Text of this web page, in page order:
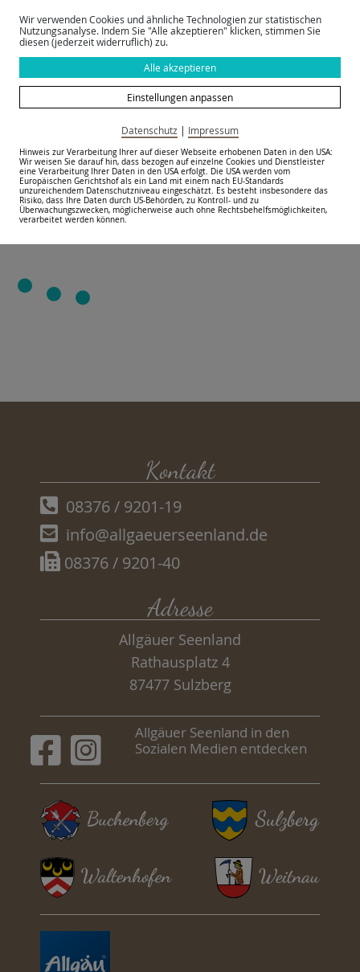
Skilifte & Bergbahnen
im Allgäuer Seenland
Kontakt
08376 / 9201-19
info@allgaeuerseenland.de
08376 / 9201-40
Adresse
Allgäuer Seenland
Rathausplatz 4
87477 Sulzberg
Allgäuer Seenland in den
Sozialen Medien entdecken
Wir verwenden Cookies und ähnliche Technologien zur statistischen
Nutzungsanalyse. Indem Sie "Alle akzeptieren" klicken, stimmen Sie
diesen (jederzeit widerruflich) zu.
Alle akzeptieren
Einstellungen anpassen
Datenschutz | Impressum
Hinweis zur Verarbeitung Ihrer auf dieser Webseite erhobenen Daten in den USA:
Wir weisen Sie darauf hin, dass bezogen auf einzelne Cookies und Dienstleister
eine Verarbeitung Ihrer Daten in den USA erfolgt. Die USA werden vom
Europäischen Gerichtshof als ein Land mit einem nach EU-Standards
unzureichendem Datenschutzniveau eingeschätzt. Es besteht insbesondere das
Risiko, dass Ihre Daten durch US-Behörden, zu Kontroll- und zu
Überwachungszwecken, möglicherweise auch ohne Rechtsbehelfsmöglichkeiten,
verarbeitet werden können.